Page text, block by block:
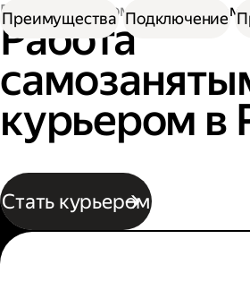
Работа курьером Работа
Работа
курьером в
Стать курьером
Преимущества Подключение